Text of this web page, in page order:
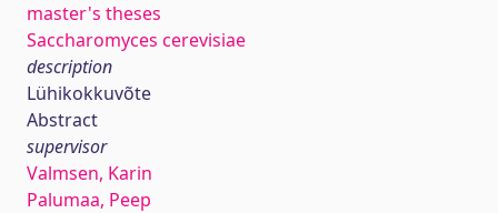
master's theses
Saccharomyces cerevisiae
description
Lühikokkuvõte
Abstract
supervisor
Valmsen, Karin
Palumaa, Peep